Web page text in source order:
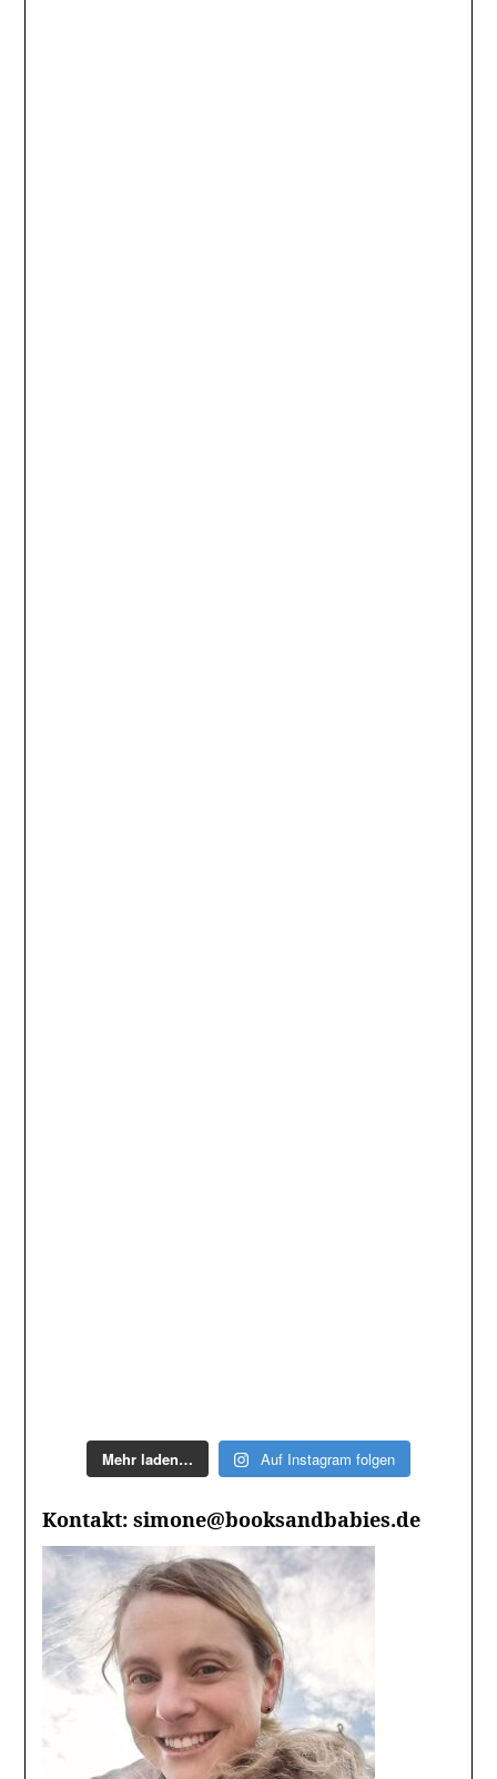
Mehr laden… Auf Instagram folgen
Kontakt: simone@booksandbabies.de